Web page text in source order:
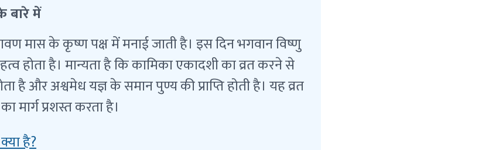
बारे में
मास के कृष्ण पक्ष में मनाई जाती है। इस दिन भगवान विष्णु
होता है। मान्यता है कि कामिका एकादशी का व्रत करने से
है और अश्वमेध यज्ञ के समान पुण्य की प्राप्ति होती है। यह व्रत
मार्ग प्रशस्त करता है।
है?